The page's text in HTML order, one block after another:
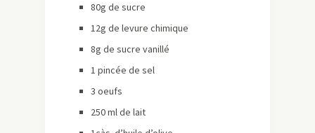
80g de sucre
12g de levure chimique
8g de sucre vanillé
1 pincée de sel
3 oeufs
250 ml de lait